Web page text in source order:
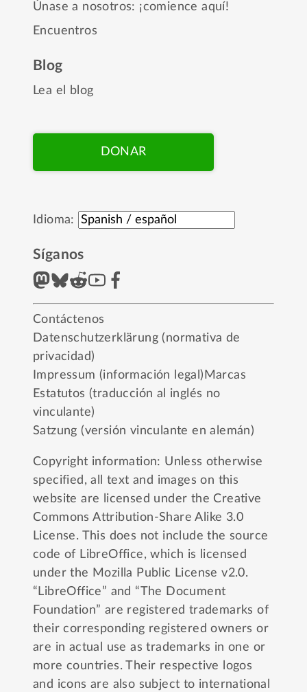
Únase a nosotros: ¡comience aquí!
Encuentros
Blog
Lea el blog
DONAR
Idioma:
Síganos
Contáctenos
Datenschutzerklärung (normativa de
privacidad)
Impressum (información legal) Marcas
Estatutos (traducción al inglés no
vinculante)
Satzung (versión vinculante en alemán)
Copyright information: Unless otherwise
specified, all text and images on this
website are licensed under the Creative
Commons Attribution-Share Alike 3.0
License. This does not include the source
code of LibreOffice, which is licensed
under the Mozilla Public License v2.0.
“LibreOffice” and “The Document
Foundation” are registered trademarks of
their corresponding registered owners or
are in actual use as trademarks in one or
more countries. Their respective logos
and icons are also subject to international